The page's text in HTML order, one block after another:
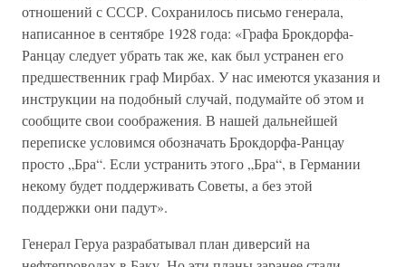
отношений с СССР. Сохранилось письмо генерала,
написанное в сентябре 1928 года: «Графа Брокдорфа-
Ранцау следует убрать так же, как был устранен его
предшественник граф Мирбах. У нас имеются указания и
инструкции на подобный случай, подумайте об этом и
сообщите свои соображения. В нашей дальнейшей
переписке условимся обозначать Брокдорфа-Ранцау
просто „Бра“. Если устранить этого „Бра“, в Германии
некому будет поддерживать Советы, а без этой
поддержки они падут».
Генерал Геруа разрабатывал план диверсий на